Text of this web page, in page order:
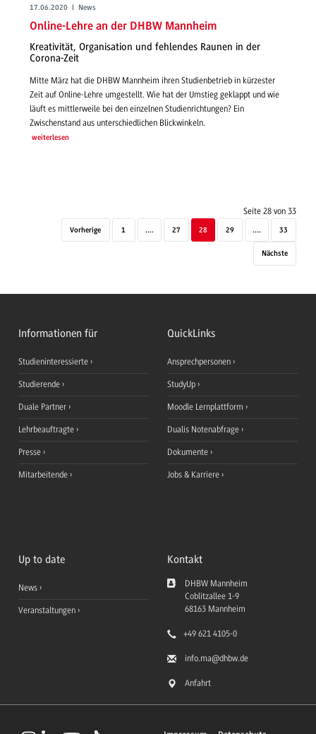
17.06.2020 | News
Online-Lehre an der DHBW Mannheim
Kreativität, Organisation und fehlendes Raunen in der
Corona-Zeit
Mitte März hat die DHBW Mannheim ihren Studienbetrieb in kürzester
Zeit auf Online-Lehre umgestellt. Wie hat der Umstieg geklappt und wie
läuft es mittlerweile bei den einzelnen Studienrichtungen? Ein
Zwischenstand aus unterschiedlichen Blickwinkeln.
weiterlesen
Seite 28 von 33
Vorherige 1 .... 27 28 29 .... 33
Nächste
Informationen für
Studieninteressierte
Studierende
Duale Partner
Lehrbeauftragte
Presse
Mitarbeitende
QuickLinks
Ansprechpersonen
StudyUp
Moodle Lernplattform
Dualis Notenabfrage
Dokumente
Jobs & Karriere
Up to date
News
Veranstaltungen
Kontakt
DHBW Mannheim
Coblitzallee 1-9
68163 Mannheim
+49 621 4105-0
info.ma@dhbw.de
Anfahrt